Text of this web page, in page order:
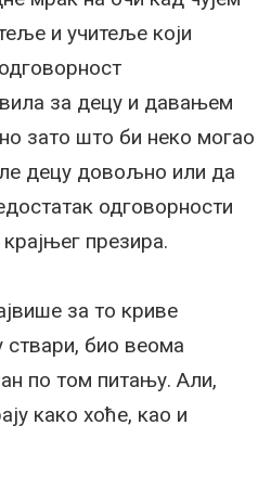
и учитеље који
за децу и давањем
зато што би неко могао
децу довољно или да
одговорности
презира.
за то криве
ствари, био веома
по том питању. Али,
како хоће, као и